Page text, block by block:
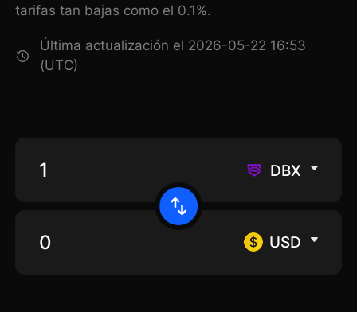
tarifas tan bajas como el 0.1%.
Última actualización el 2026-05-22 16:53
(UTC)
DBX
USD